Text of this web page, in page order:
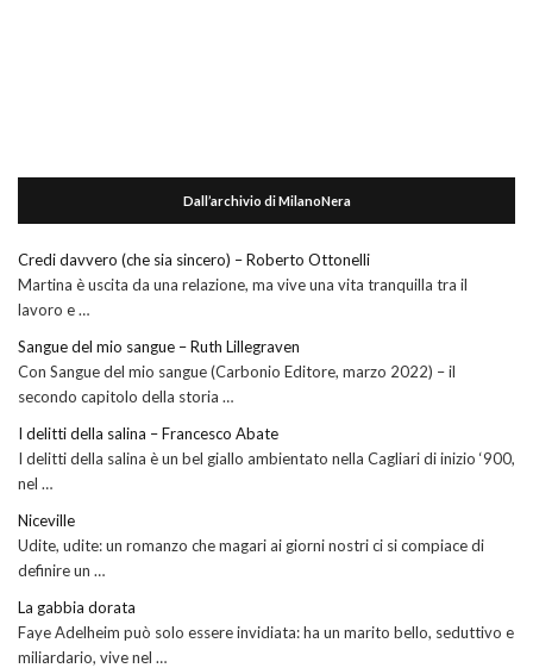
Dall’archivio di MilanoNera
Credi davvero (che sia sincero) – Roberto Ottonelli
Martina è uscita da una relazione, ma vive una vita tranquilla tra il
lavoro e …
Sangue del mio sangue – Ruth Lillegraven
Con Sangue del mio sangue (Carbonio Editore, marzo 2022) – il
secondo capitolo della storia …
I delitti della salina – Francesco Abate
I delitti della salina è un bel giallo ambientato nella Cagliari di inizio ‘900,
nel …
Niceville
Udite, udite: un romanzo che magari ai giorni nostri ci si compiace di
definire un …
La gabbia dorata
Faye Adelheim può solo essere invidiata: ha un marito bello, seduttivo e
miliardario, vive nel …